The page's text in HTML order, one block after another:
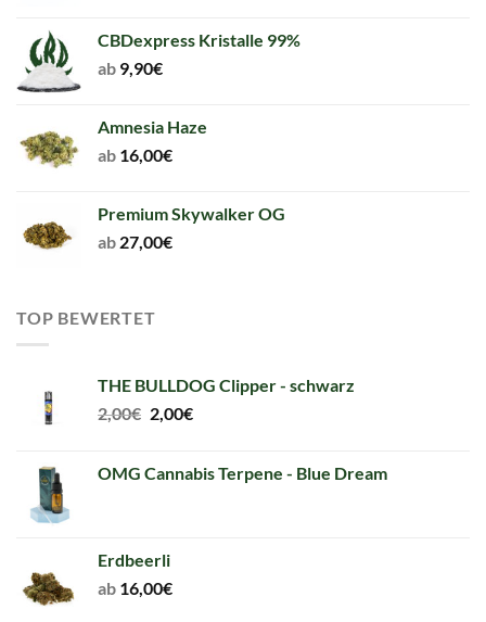
CBDexpress Kristalle 99%
ab 9,90€
Amnesia Haze
ab 16,00€
Premium Skywalker OG
ab 27,00€
TOP BEWERTET
THE BULLDOG Clipper - schwarz
2,00€ Original
2,00€.
2,00€Current
2,00€.
OMG Cannabis Terpene - Blue Dream
Erdbeerli
ab 16,00€